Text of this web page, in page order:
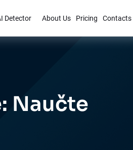
Detector About Us Pricing Contacts
Naučte